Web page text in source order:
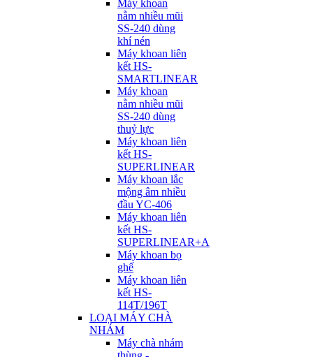
Máy khoan
nằm nhiều mũi
SS-240 dùng
khí nén
Máy khoan liên
kết HS-
SMARTLINEAR
Máy khoan
nằm nhiều mũi
SS-240 dùng
thuỷ lực
Máy khoan liên
kết HS-
SUPERLINEAR
Máy khoan lắc
mộng âm nhiều
đầu YC-406
Máy khoan liên
kết HS-
SUPERLINEAR+A
Máy khoan bọ
ghế
Máy khoan liên
kết HS-
114T/196T
LOẠI MÁY CHÀ
NHÁM
Máy chà nhám